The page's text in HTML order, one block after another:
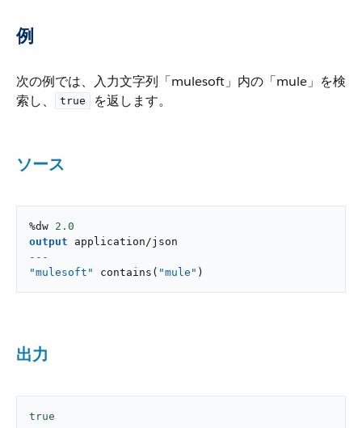
例
次の例では、入力文字列「mulesoft」内の「mule」を検
索し、​
true ​ を返します。
ソース
%dw 2.0
output
application/json
---
"mulesoft"
contains ( "mule" )
出力
true